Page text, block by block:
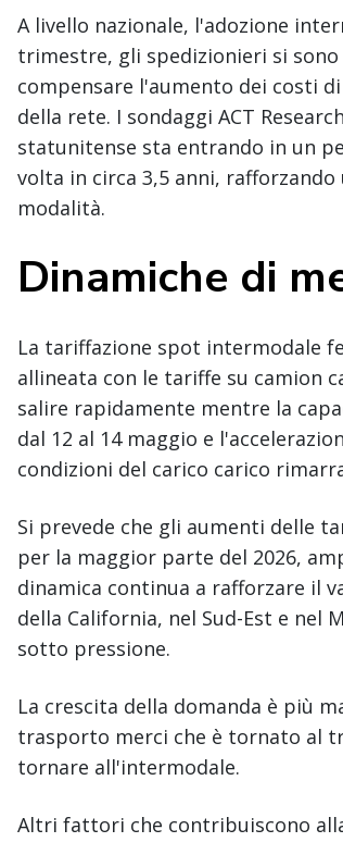
A livello nazionale, l'adozione
trimestre, gli spedizionieri si
compensare l'aumento dei costi
della rete. I sondaggi ACT
statunitense sta entrando in un
volta in circa 3,5 anni,
modalità.
Dinamiche di
La tariffazione spot intermodale
allineata con le tariffe su camion
salire rapidamente mentre la
dal 12 al 14 maggio e
condizioni del carico carico
Si prevede che gli aumenti delle
per la maggior parte del 2026,
dinamica continua a rafforzare il
della California, nel Sud-Est e nel
sotto pressione.
La crescita della domanda è più
trasporto merci che è tornato al
tornare all'intermodale.
Altri fattori che contribuiscono